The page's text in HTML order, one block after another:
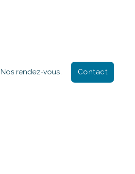
Nos rendez-vous Contact